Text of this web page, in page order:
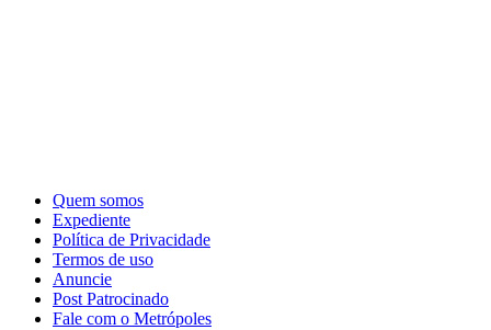
Quem somos
Expediente
Política de Privacidade
Termos de uso
Anuncie
Post Patrocinado
Fale com o Metrópoles